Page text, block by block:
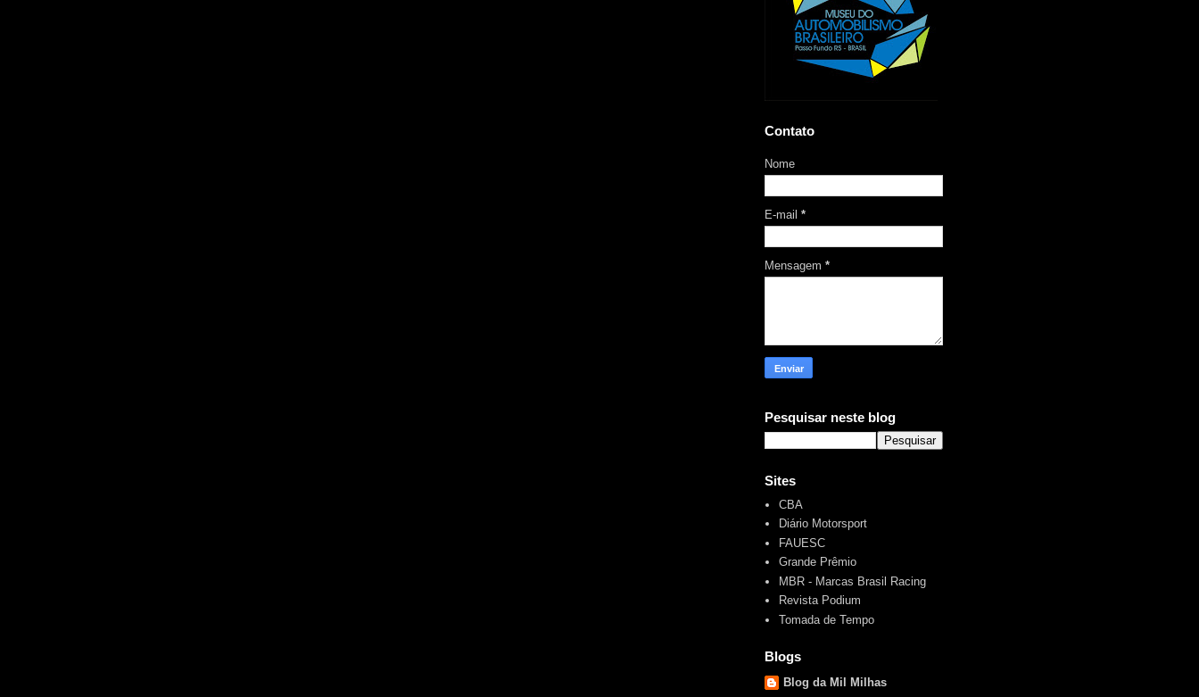
Contato
Nome
E-mail *
Mensagem *
Pesquisar neste blog
Sites
CBA
Diário Motorsport
FAUESC
Grande Prêmio
MBR - Marcas Brasil Racing
Revista Podium
Tomada de Tempo
Blogs
Blog da Mil Milhas